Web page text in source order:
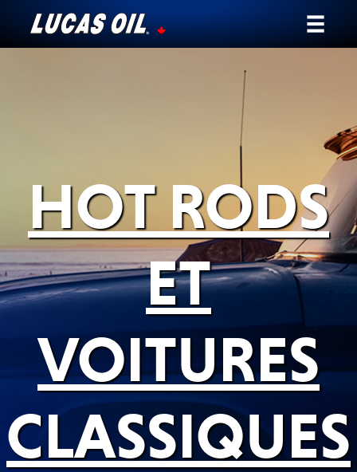
Nouvelles
Pourquoi Lucas
Trouver un Détaillant
Français
English
HOT RODS
ET
VOITURES
CLASSIQUES